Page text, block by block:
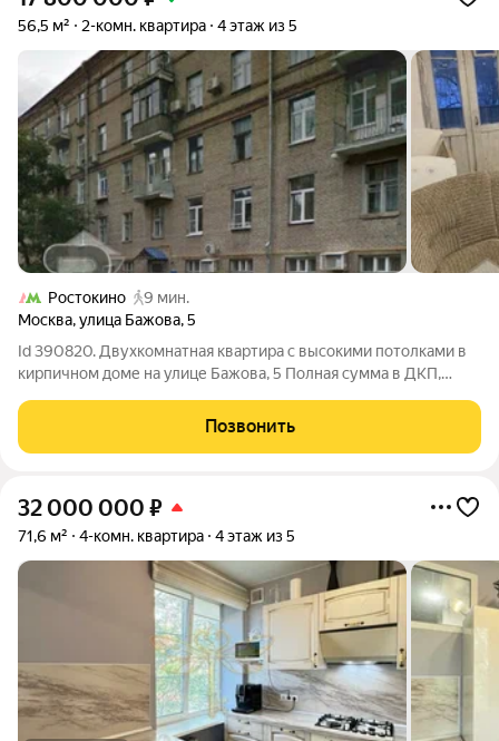
56,5 м² 2-комн. квартира 4 этаж из 5
Ростокино
9 мин.
Москва,улица Бажова,5
Id 390820. Двухкомнатная квартира с высокими потолками в
кирпичном доме на улице Бажова, 5 Полная сумма в ДКП,
Позвонить
32 000 000 ₽
71,6 м² 4-комн. квартира 4 этаж из 5